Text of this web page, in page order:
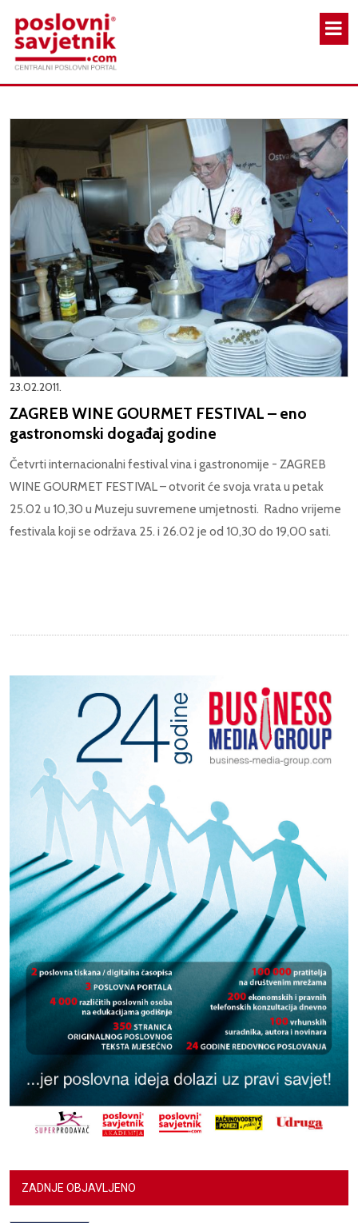
23.02.2011.
ZAGREB WINE GOURMET FESTIVAL – eno
gastronomski događaj godine
Četvrti internacionalni festival vina i gastronomije - ZAGREB
WINE GOURMET FESTIVAL – otvorit će svoja vrata u petak
25.02 u 10,30 u Muzeju suvremene umjetnosti. Radno vrijeme
festivala koji se održava 25. i 26.02 je od 10,30 do 19,00 sati.
ZADNJE OBJAVLJENO